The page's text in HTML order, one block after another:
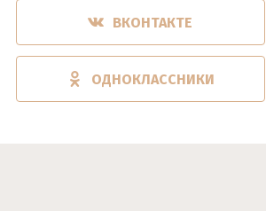
ВКОНТАКТЕ
ОДНОКЛАССНИКИ